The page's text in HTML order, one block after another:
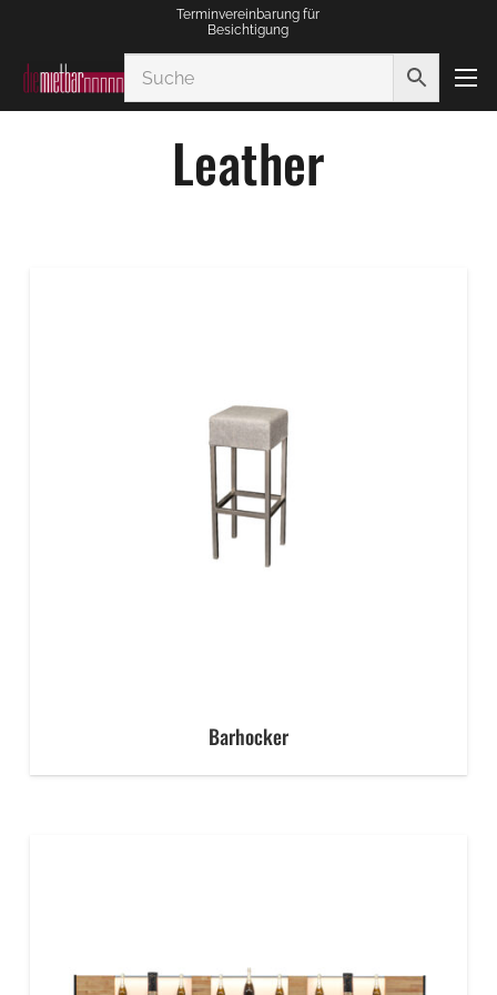
Terminvereinbarung für
Besichtigung
Leather
Barhocker